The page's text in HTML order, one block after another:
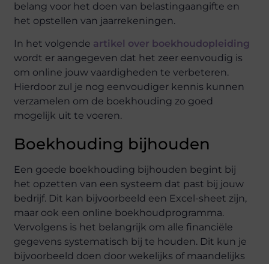
belang voor het doen van belastingaangifte en
het opstellen van jaarrekeningen.
In het volgende artikel over boekhoudopleiding
wordt er aangegeven dat het zeer eenvoudig is
om online jouw vaardigheden te verbeteren.
Hierdoor zul je nog eenvoudiger kennis kunnen
verzamelen om de boekhouding zo goed
mogelijk uit te voeren.
Boekhouding bijhouden
Een goede boekhouding bijhouden begint bij
het opzetten van een systeem dat past bij jouw
bedrijf. Dit kan bijvoorbeeld een Excel-sheet zijn,
maar ook een online boekhoudprogramma.
Vervolgens is het belangrijk om alle financiële
gegevens systematisch bij te houden. Dit kun je
bijvoorbeeld doen door wekelijks of maandelijks